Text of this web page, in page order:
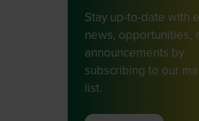
Stay up-to-date with
news, opportunities,
announcements by
subscribing to our
list.